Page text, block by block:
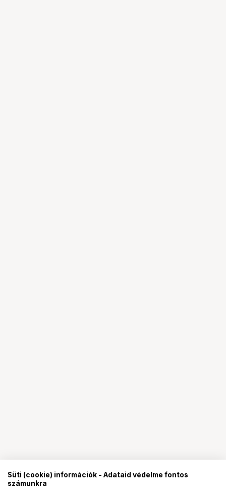
Süti (cookie) információk - Adataid védelme fontos
számunkra